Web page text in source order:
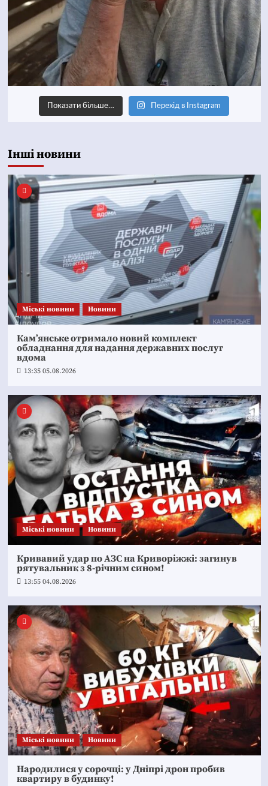
Показати більше… Перехід в Instagram
Інші новини
Mіські новини Новини
Кам’янське отримало новий комплект
обладнання для надання державних послуг
вдома
13:35 05.08.2026
Mіські новини Новини
Кривавий удар по АЗС на Криворіжжі: загинув
рятувальник з 8-річним сином!
13:55 04.08.2026
Mіські новини Новини
Народилися у сорочці: у Дніпрі дрон пробив
квартиру в будинку!